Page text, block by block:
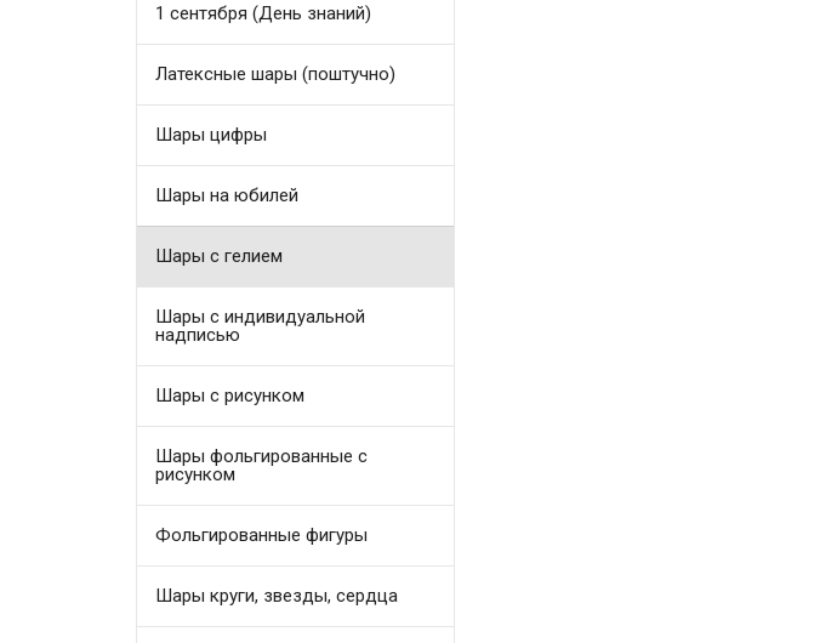
1 сентября (День знаний)
Латексные шары (поштучно)
Шары цифры
Шары на юбилей
Шары с гелием
Шары с индивидуальной
надписью
Шары с рисунком
Шары фольгированные с
рисунком
Фольгированные фигуры
Шары круги, звезды, сердца